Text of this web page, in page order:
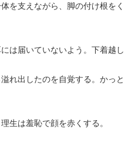
を支えながら、脚の付け根をく
は届いていないよう。下着越し
れ出したのを自覚する。かっと
生は羞恥で顔を赤くする。